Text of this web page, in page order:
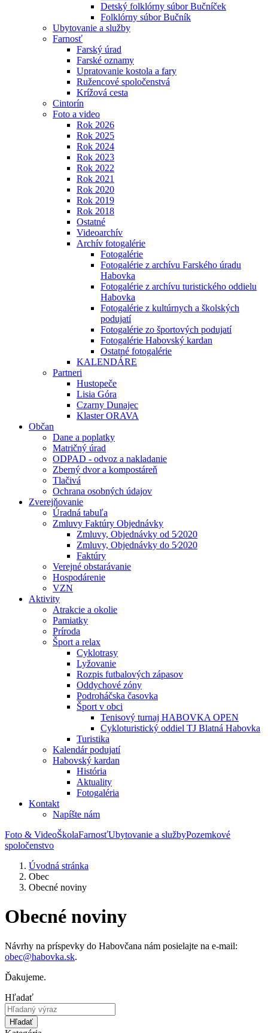
Detský folklórny súbor Bučníček
Folklórny súbor Bučník
Ubytovanie a služby
Farnosť
Farský úrad
Farské oznamy
Upratovanie kostola a fary
Ružencové spoločenstvá
Krížová cesta
Cintorín
Foto a video
Rok 2026
Rok 2025
Rok 2024
Rok 2023
Rok 2022
Rok 2021
Rok 2020
Rok 2019
Rok 2018
Ostatné
Videoarchív
Archív fotogalérie
Fotogalérie
Fotogalérie z archívu Farského úradu
Habovka
Fotogalérie z archívu turistického oddielu
Habovka
Fotogalérie z kultúrnych a školských
podujatí
Fotogalérie zo športových podujatí
Fotogalérie Habovský kardan
Ostatné fotogalérie
KALENDÁRE
Partneri
Hustopeče
Lisia Góra
Czarny Dunajec
Klaster ORAVA
Občan
Dane a poplatky
Matričný úrad
ODPAD - odvoz a nakladanie
Zberný dvor a kompostáreň
Tlačivá
Ochrana osobných údajov
Zverejňovanie
Úradná tabuľa
Zmluvy Faktúry Objednávky
Zmluvy, Objednávky od 5⁄2020
Zmluvy, Objednávky do 5⁄2020
Faktúry
Verejné obstarávanie
Hospodárenie
VZN
Aktivity
Atrakcie a okolie
Pamiatky
Príroda
Šport a relax
Cyklotrasy
Lyžovanie
Rozpis futbalových zápasov
Oddychové zóny
Podroháčska časovka
Šport v obci
Tenisový turnaj HABOVKA OPEN
Cykloturistický oddiel TJ Blatná Habovka
Turistika
Kalendár podujatí
Habovský kardan
História
Aktuality
Fotogaléria
Kontakt
Napíšte nám
Foto & VideoŠkolaFarnosťUbytovanie a službyPozemkové
spoločenstvo
Úvodná stránka
Obec
Obecné noviny
Obecné noviny
Návrhy na príspevky do Habovčana nám posielajte na e-mail:
obec@habovka.sk.
Ďakujeme.
Hľadať
Hľadať